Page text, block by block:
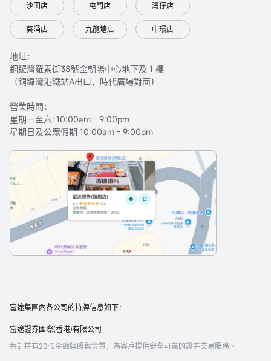
沙田店 屯門店 灣仔店
葵涌店 九龍塘店 中環店
地址：
銅鑼灣羅素街38號金朝陽中心地下及 1 樓
（銅鑼灣港鐵站A出口，時代廣場對面）
營業時間：
星期一至六: 10:00am - 9:00pm
星期日及公眾假期 10:00am - 9:00pm
富途集團內各公司的持牌信息如下：
富途證券國際(香港)有限公司
共計持有20張金融牌照與資質，為客戶提供安全可靠的證券交易服務。